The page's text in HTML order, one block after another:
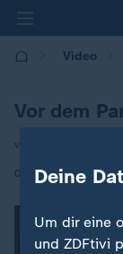
Video
Vor dem
von Mona Trebing
03.07.2026 | 14:00
Deine
Um dir eine
und ZDFtivi